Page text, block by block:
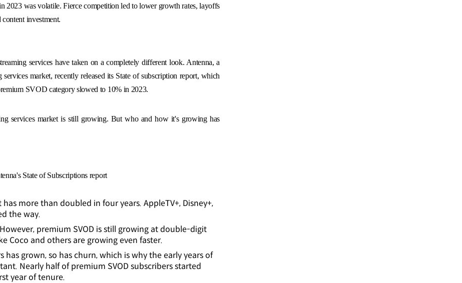
2023 was volatile. Fierce competition led to lower growth rates, layoffs
investment.
services have taken on a completely different look. Antenna, a
services market, recently released its State of subscription report, which
SVOD category slowed to 10% in 2023.
services market is still growing. But who and how it's growing has
State of Subscriptions report
more than doubled in four years. AppleTV+, Disney+,
the way.
premium SVOD is still growing at double-digit
Coco and others are growing even faster.
has grown, so has churn, which is why the early years of
Nearly half of premium SVOD subscribers started
year of tenure.